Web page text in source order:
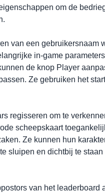
om de
van een gebruikersnaam
in-game
de knop Player
Ze gebruiken het
regisseren om te
scheepskaart
Ze kunnen hun
sluipen en dichtbij te
van het